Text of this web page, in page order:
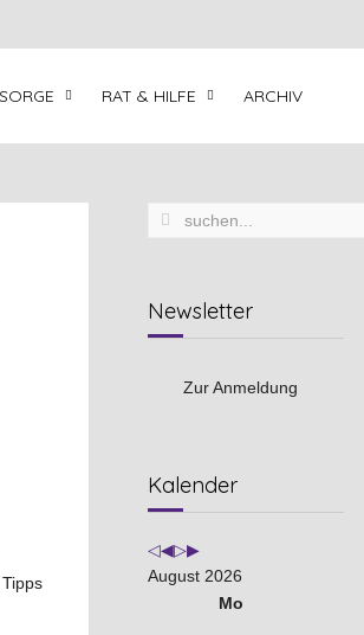
RAT & HILFE ARCHIV
Newsletter
Zur Anmeldung
Kalender
Vorheriges
Jahr
Vorheriger
Monat
Nächstes
Jahr
Nächstes
Monat
August 2026
Mo